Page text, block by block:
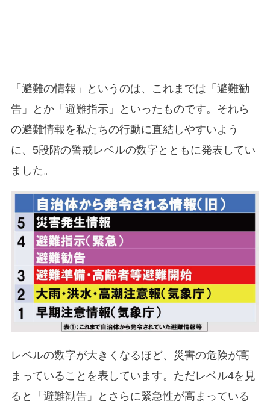
「避難の情報」というのは、これまでは「避難勧
告」とか「避難指示」といったものです。それら
の避難情報を私たちの行動に直結しやすいよう
に、5段階の警戒レベルの数字とともに発表してい
ました。
レベルの数字が大きくなるほど、災害の危険が高
まっていることを表しています。ただレベル4を見
ると「避難勧告」とさらに緊急性が高まっている